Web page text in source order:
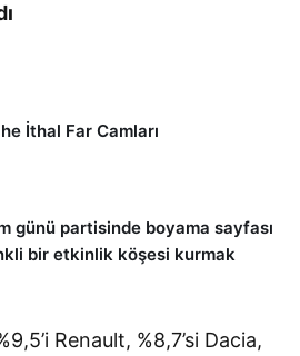
İthal Far Camları
günü partisinde boyama sayfası
bir etkinlik köşesi kurmak
Renault, %8,7’si Dacia,